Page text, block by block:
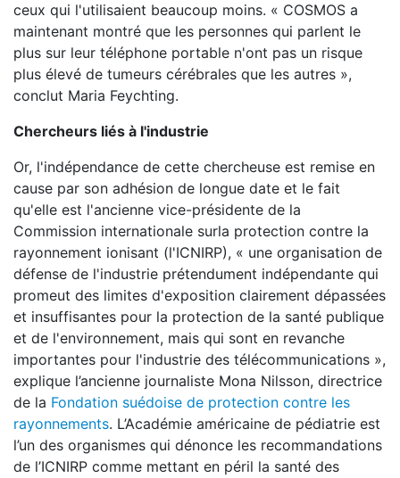
ceux qui l'utilisaient beaucoup moins. « COSMOS a
maintenant montré que les personnes qui parlent le
plus sur leur téléphone portable n'ont pas un risque
plus élevé de tumeurs cérébrales que les autres »,
conclut Maria Feychting.
Chercheurs liés à l'industrie
Or, l'indépendance de cette chercheuse est remise en
cause par son adhésion de longue date et le fait
qu'elle est l'ancienne vice-présidente de la
Commission internationale surla protection contre la
rayonnement ionisant (l'ICNIRP), « une organisation de
défense de l'industrie prétendument indépendante qui
promeut des limites d'exposition clairement dépassées
et insuffisantes pour la protection de la santé publique
et de l'environnement, mais qui sont en revanche
importantes pour l'industrie des télécommunications »,
explique l’ancienne journaliste Mona Nilsson, directrice
de la Fondation suédoise de protection contre les
rayonnements. L’Académie américaine de pédiatrie est
l’un des organismes qui dénonce les recommandations
de l’ICNIRP comme mettant en péril la santé des